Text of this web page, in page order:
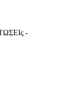
-